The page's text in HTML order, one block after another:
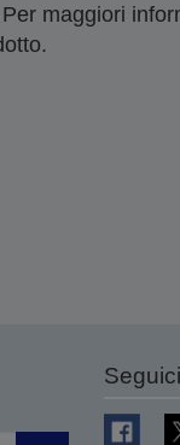
maggiori
Seguici